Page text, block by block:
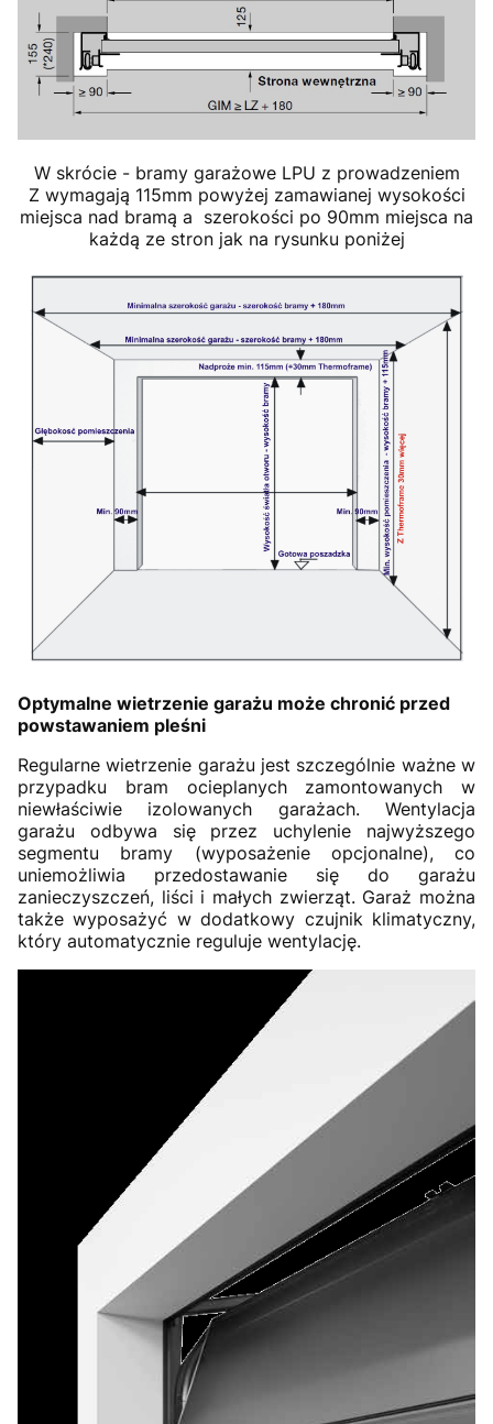
W skrócie - bramy garażowe LPU z prowadzeniem
Z wymagają 115mm powyżej zamawianej wysokości
miejsca nad bramą a szerokości po 90mm miejsca na
każdą ze stron jak na rysunku poniżej
Optymalne wietrzenie garażu może chronić przed
powstawaniem pleśni
Regularne wietrzenie garażu jest szczególnie ważne w
przypadku bram ocieplanych zamontowanych w
niewłaściwie izolowanych garażach. Wentylacja
garażu odbywa się przez uchylenie najwyższego
segmentu bramy (wyposażenie opcjonalne), co
uniemożliwia przedostawanie się do garażu
zanieczyszczeń, liści i małych zwierząt. Garaż można
także wyposażyć w dodatkowy czujnik klimatyczny,
który automatycznie reguluje wentylację.